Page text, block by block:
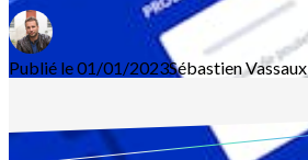
Publié le 01/01/2023SébastienVassaux